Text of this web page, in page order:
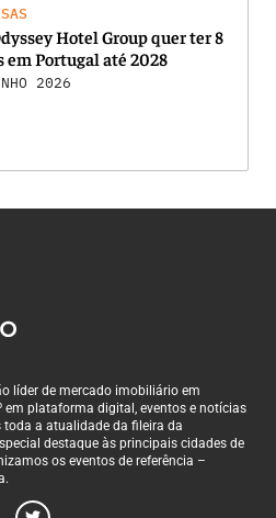
Hotel Group quer ter 8
em Portugal até 2028
2026
líder de mercado imobiliário em
plataforma digital, eventos e notícias
a atualidade da fileira da
destaque às principais cidades de
os eventos de referência –